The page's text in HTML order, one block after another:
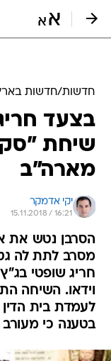
חדשות/חדשות
בצעד
שיחת
מארה"ב
יקי אדמקר
15.11.2018 / 16:21
הסרבן נטש את
חריג שופטי
וידאו. השיחה
לעמדת בית
בטענה כי מעורב